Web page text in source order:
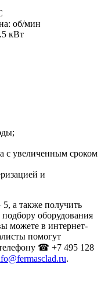
об/мин
кВт
с увеличенным сроком
и
а также получить
оборудования
можете в интернет-
помогут
☎ +7 495 128
.